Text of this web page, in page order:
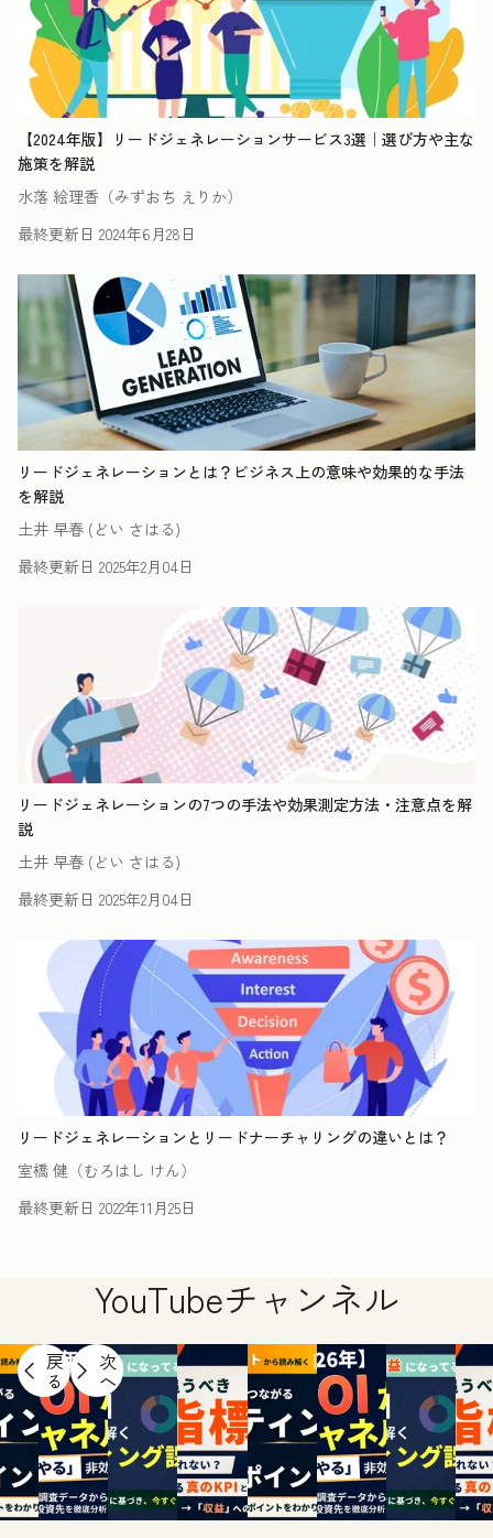
【2024年版】リードジェネレーションサービス3選｜選び方や主な
施策を解説
水落 絵理香（みずおち えりか）
最終更新日 2024年6月28日
リードジェネレーションとは？ビジネス上の意味や効果的な手法
を解説
土井 早春 (どい さはる)
最終更新日 2025年2月04日
リードジェネレーションの7つの手法や効果測定方法・注意点を解
説
土井 早春 (どい さはる)
最終更新日 2025年2月04日
リードジェネレーションとリードナーチャリングの違いとは？
室橋 健（むろはし けん）
最終更新日 2022年11月25日
YouTubeチャンネル
戻
る
次
へ